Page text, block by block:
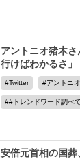
アントニオ猪木さ
行けばわかるさ」
Twitter アントニ
#トレンドワード調べ
安倍元首相の国